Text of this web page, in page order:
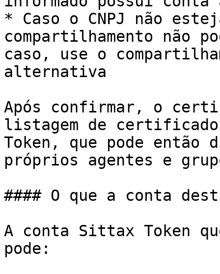
* Caso o CNPJ não
compartilhamento não
caso, use o
alternativa
Após confirmar, o
listagem de
Token, que pode
próprios agentes e
#### O que a conta
A conta Sittax Token
pode: